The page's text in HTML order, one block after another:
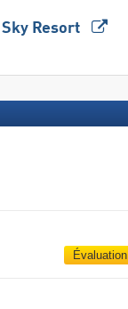
Resort
Évaluation